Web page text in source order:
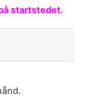
startstedet.